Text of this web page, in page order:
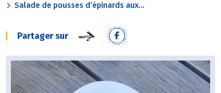
Salade de pousses d’épinards aux...
Partager sur